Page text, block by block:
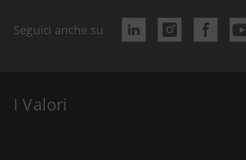
Seguici anche su
I Valori